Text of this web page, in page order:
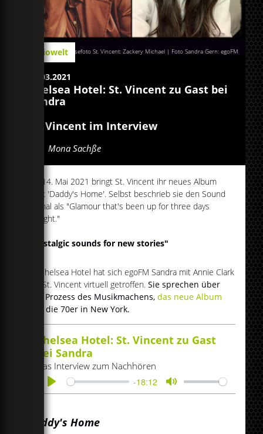
Pressefoto St. Vincent: Zackery Michael | Foto Sandra Gern: egoFM
Radiowelt
16.03.2021
Chelsea Hotel: St. Vincent zu Gast bei
Sandra
St. Vincent im Interview
Mona Sachße
Am 14. Mai 2021 bringt St. Vincent ihr neues Album
raus: 'Daddy's Home'. Selbst beschrieb sie den Sound
einmal als "Glamour that's been up for three days
straight."
"Nostalgic sounds for new stories"
Im Chelsea Hotel hat sich egoFM Sandra mit Annie Clark
aka St. Vincent virtuell getroffen.Sie sprechen über
den Prozess des Musikmachens,das neue Album
und die 70er in New York.
Chelsea Hotel: St. Vincent zu Gast
bei Sandra
Das Interview zum Nachhören
Play
-18:12
Mute
Daddy's Home